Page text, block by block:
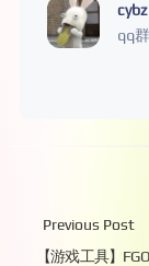
cybz
qq
Previous Post
【游戏工具】